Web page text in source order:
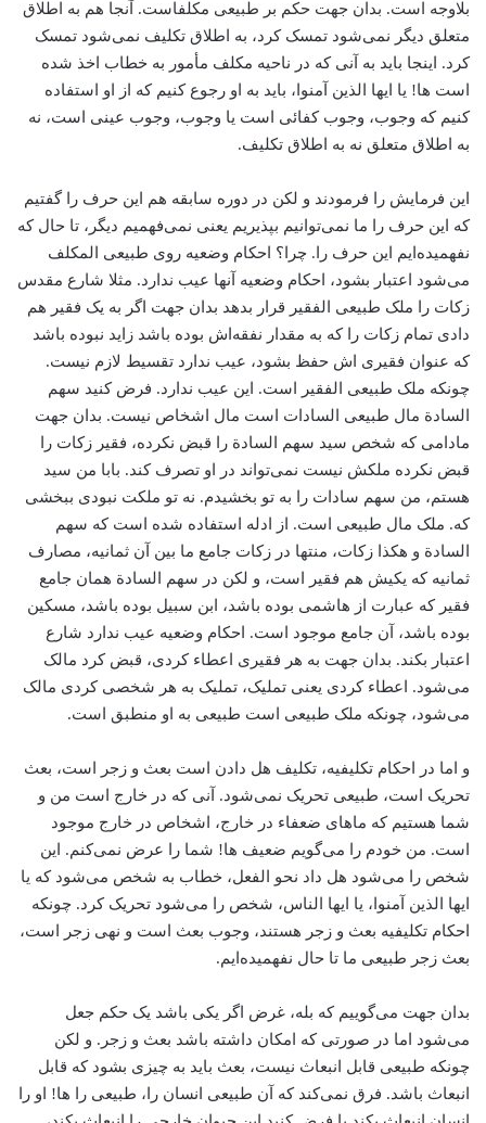
بلاوجه است. بدان جهت حکم بر طبیعی مکلفاست. آنجا هم به اطلاق
متعلق دیگر نمی‌شود تمسک کرد، به اطلاق تکلیف نمی‌شود تمسک
کرد. اینجا باید به آنی که در ناحیه مکلف مأمور به خطاب اخذ شده
است ها! یا ایها الذین آمنوا، ‌باید به او رجوع کنیم که از او استفاده
کنیم که وجوب، وجوب کفائی است یا وجوب، وجوب عینی است، نه
به اطلاق متعلق نه به اطلاق تکلیف.
این فرمایش را فرمودند و لکن در دوره سابقه هم این حرف را گفتیم
که این حرف را ما نمی‌توانیم بپذیریم یعنی نمی‌فهمیم دیگر، ‌تا حال که
نفهمیده‌ایم این حرف را. چرا؟ احکام وضعیه روی طبیعی المکلف
می‌شود اعتبار بشود، احکام وضعیه آنها عیب ندارد. مثلا شارع مقدس
زکات را ملک طبیعی الفقیر قرار بدهد بدان جهت اگر به یک فقیر هم
دادی تمام زکات را که به مقدار نفقه‌اش بوده باشد زاید نبوده باشد
که عنوان فقیری اش حفظ بشود، ‌عیب ندارد تقسیط لازم نیست.
چونکه ملک طبیعی الفقیر است. این عیب ندارد. فرض کنید سهم
السادة مال طبیعی السادات است مال اشخاص نیست. بدان جهت
مادامی که شخص سید سهم السادة‌ را قبض نکرده، فقیر زکات را
قبض نکرده ملکش نیست نمی‌تواند در او تصرف کند. بابا من سید
هستم، من سهم سادات را به تو بخشیدم. نه تو ملکت نبودی ببخشی
که. ملک مال طبیعی است. از ادله استفاده شده است که سهم
السادة و هکذا زکات، ‌منتها در زکات جامع ما بین آن ثمانیه، ‌مصارف
ثمانیه که یکیش هم فقیر است، و لکن در سهم السادة همان جامع
فقیر که عبارت از هاشمی بوده باشد، ابن سبیل بوده باشد، ‌مسکین
بوده باشد، ‌آن جامع موجود است. احکام وضعیه عیب ندارد شارع
اعتبار بکند. بدان جهت به هر فقیری اعطاء کردی، قبض کرد مالک
می‌شود. اعطاء‌ کردی یعنی تملیک، تملیک به هر شخصی کردی مالک
می‌شود، چونکه ملک طبیعی است ‌طبیعی به او منطبق است.
و اما در احکام تکلیفیه، تکلیف هل دادن است بعث و زجر است، بعث
تحریک است، طبیعی تحریک نمی‌شود. آنی که در خارج است من و
شما هستیم که ماهای ضعفاء در خارج، ‌اشخاص در خارج موجود
است. من خودم را می‌گویم ضعیف ها! شما را عرض نمی‌کنم. این
شخص را می‌شود هل داد نحو الفعل، خطاب به شخص می‌شود که یا
ایها الذین آمنوا، یا ایها الناس، ‌شخص را می‌شود تحریک کرد. چونکه
احکام تکلیفیه بعث و زجر هستند، ‌وجوب ‌بعث است و نهی ‌زجر است،
بعث زجر طبیعی ما تا حال نفهمیده‌ایم.
بدان جهت می‌گوییم که بله، ‌غرض اگر یکی باشد ‌یک حکم جعل
می‌شود اما در صورتی که امکان داشته باشد بعث و زجر. و لکن
چونکه طبیعی قابل انبعاث نیست، بعث باید به چیزی بشود که قابل
انبعاث باشد. فرق نمی‌کند که آن طبیعی انسان را، ‌طبیعی را ها! ‌او را